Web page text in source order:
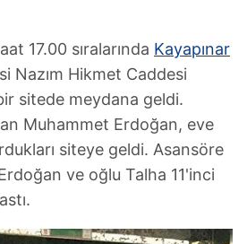
17.00 sıralarında Kayapınar
Nazım Hikmet Caddesi
sitede meydana geldi.
Muhammet Erdoğan, eve
siteye geldi. Asansöre
ve oğlu Talha 11'inci